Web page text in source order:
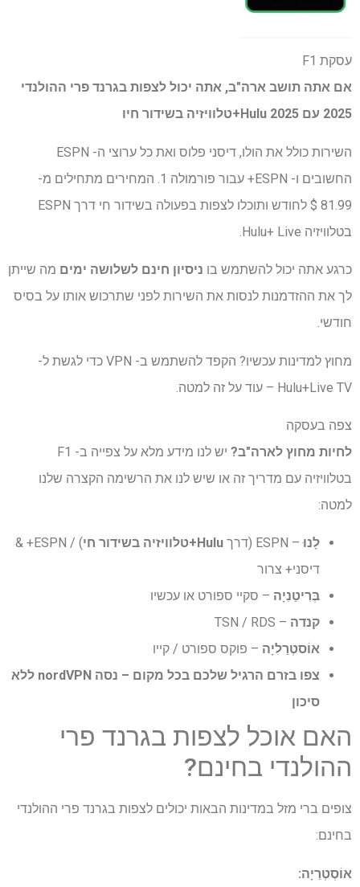
עסקת F1
אם אתה תושב ארה"ב, אתה יכול לצפות בגרנד פרי ההולנדי
2025 עם 2025
Hulu+טלוויזיה בשידור חי ו
השירות כולל את הולו, דיסני פלוס ואת כל ערוצי ה- ESPN
החשובים ו- ESPN+ עבור פורמולה 1. המחירים מתחילים מ-
81.99 $ לחודש ותוכלו לצפות בפעולה בשידור חי דרך ESPN
בטלוויזיה Hulu+ Live.
כרגע אתה יכול להשתמש בו ניסיון חינם לשלושה ימים מה שייתן
לך את ההזדמנות לנסות את השירות לפני שתרכוש אותו על בסיס
חודשי.
מחוץ למדינות עכשיו? הקפד להשתמש ב- VPN כדי לגשת ל-
Hulu+Live TV – עוד על זה למטה.
צפה בעסקה
לחיות מחוץ לארה"ב?
יש לנו מידע מלא על צפייה ב- F1
בטלוויזיה עם מדריך זה או שיש לנו את הרשימה הקצרה שלנו
למטה:
לָנוּ– ESPN (דרך Hulu+טלוויזיה בשידור חי
) / ESPN+ &
דיסני+ צרור
בְּרִיטַנִיָה – סקיי ספורט או עכשיו
קנדה – TSN /
RDS
אוֹסטְרַלִיָה – פוקס ספורט / קייו
צפו בזרם הרגיל שלכם בכל מקום –
נסה nordVPN ללא
סיכון
האם אוכל לצפות בגרנד פרי
ההולנדי בחינם?
צופים ברי מזל במדינות הבאות יכולים לצפות בגרנד פרי ההולנדי
בחינם:
אוֹסְטְרֵיָה: